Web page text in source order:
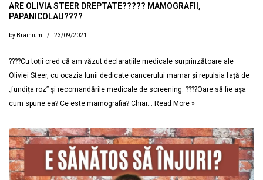
ARE OLIVIA STEER DREPTATE????? MAMOGRAFII,
PAPANICOLAU????
by Brainium 23/09/2021
????Cu toții cred că am văzut declarațiile medicale surprinzătoare ale
Oliviei Steer, cu ocazia lunii dedicate cancerului mamar și repulsia față de
„fundița roz” și recomandările medicale de screening. ????Oare să fie așa
cum spune ea? Ce este mamografia? Chiar… Read More »